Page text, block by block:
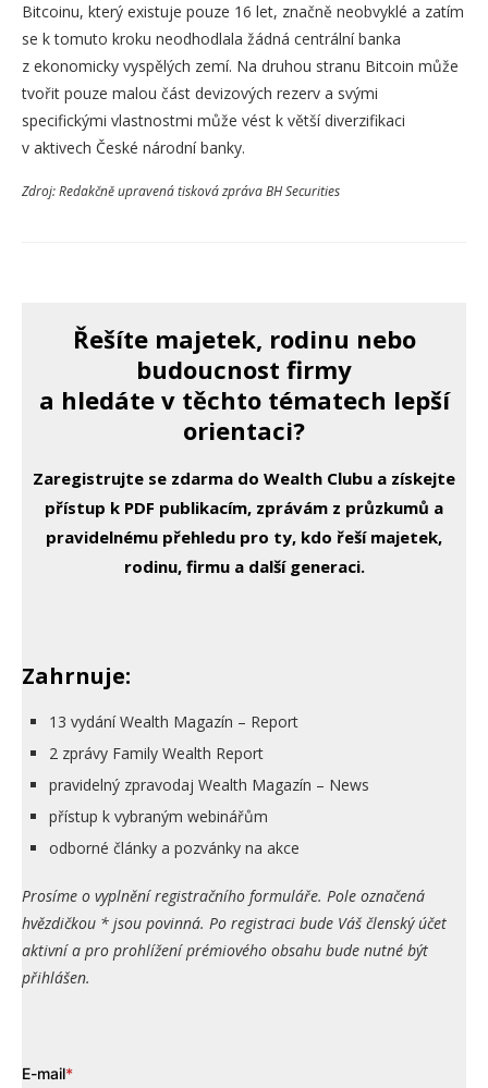
Bitcoinu, který existuje pouze 16 let, značně neobvyklé a zatím
se k tomuto kroku neodhodlala žádná centrální banka
z ekonomicky vyspělých zemí. Na druhou stranu Bitcoin může
tvořit pouze malou část devizových rezerv a svými
specifickými vlastnostmi může vést k větší diverzifikaci
v aktivech České národní banky.
Zdroj: Redakčně upravená tisková zpráva BH Securities
Řešíte majetek, rodinu nebo
budoucnost firmy
a hledáte v těchto tématech lepší
orientaci?
Zaregistrujte se zdarma do Wealth Clubu a získejte
přístup k PDF publikacím, zprávám z průzkumů a
pravidelnému přehledu pro ty, kdo řeší majetek,
rodinu, firmu a další generaci.
Zahrnuje:
13 vydání Wealth Magazín – Report
2 zprávy Family Wealth Report
pravidelný zpravodaj Wealth Magazín – News
přístup k vybraným webinářům
odborné články a pozvánky na akce
Prosíme o vyplnění registračního formuláře. Pole označená
hvězdičkou * jsou povinná. Po registraci bude Váš členský účet
aktivní a pro prohlížení prémiového obsahu bude nutné být
přihlášen.
E-mail*